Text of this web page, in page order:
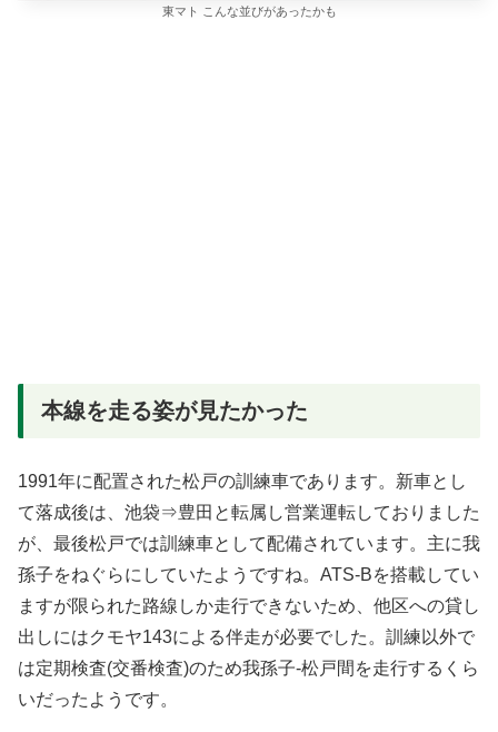
東マト こんな並びがあったかも
本線を走る姿が見たかった
1991年に配置された松戸の訓練車であります。新車とし
て落成後は、池袋⇒豊田と転属し営業運転しておりました
が、最後松戸では訓練車として配備されています。主に我
孫子をねぐらにしていたようですね。ATS-Bを搭載してい
ますが限られた路線しか走行できないため、他区への貸し
出しにはクモヤ143による伴走が必要でした。訓練以外で
は定期検査(交番検査)のため我孫子-松戸間を走行するくら
いだったようです。